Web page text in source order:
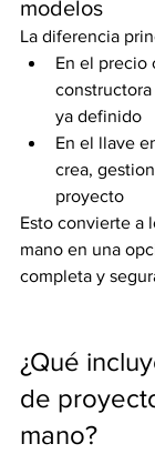
modelos
La diferencia
En el precio
ya definido
En el llave
crea,
proyecto
Esto convierte a
mano en una
completa y
¿Qué
de
mano?